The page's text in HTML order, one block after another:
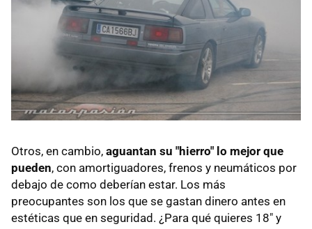
Otros, en cambio, aguantan su "hierro" lo mejor que
pueden, con amortiguadores, frenos y neumáticos por
debajo de como deberían estar. Los más
preocupantes son los que se gastan dinero antes en
estéticas que en seguridad. ¿Para qué quieres 18" y